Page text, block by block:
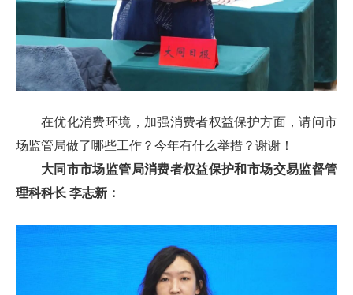
在优化消费环境，加强消费者权益保护方面，请问市
场监管局做了哪些工作？今年有什么举措？谢谢！
大同市市场监管局消费者权益保护和市场交易监督管
理科科长 李志新：